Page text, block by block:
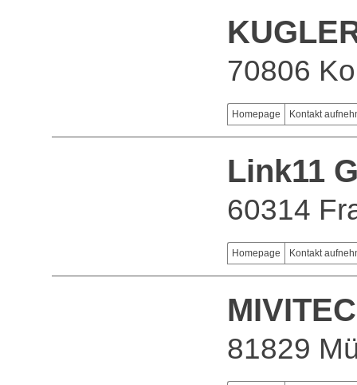
70806
Homepage Kontakt
Link11
60314
Homepage Kontakt
81829